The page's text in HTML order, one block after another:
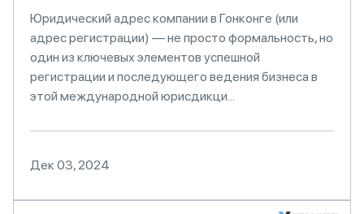
Юридический адрес компании в Гонконге (или
адрес регистрации) — не просто формальность, но
один из ключевых элементов успешной
регистрации и последующего ведения бизнеса в
этой международной юрисдикци...
Дек 03, 2024